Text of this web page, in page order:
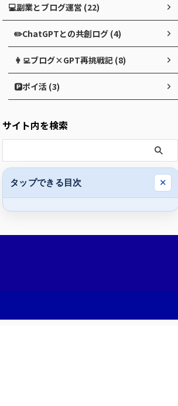
💻副業とブログ運営 (22)
✏️ChatGPTとの共創ログ (4)
👩‍💻ブログ×GPT再挑戦記 (8)
🅿️ポイ活 (3)
サイト内を検索
タップできる目次 ✕